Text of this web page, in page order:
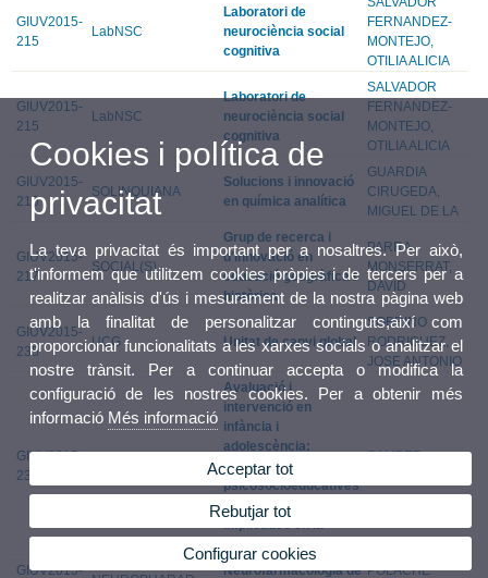
GIUV2015-
215
LabNSC
Laboratori de
neurociència social
cognitiva
FERNANDEZ-
MONTEJO,
OTILIA ALICIA
GIUV2015-
215
LabNSC
Laboratori de
neurociència social
cognitiva
SALVADOR
FERNANDEZ-
MONTEJO,
OTILIA ALICIA
GIUV2015-
216
SOLINQUIANA
Solucions i innovació
en química analítica
GUARDIA
CIRUGEDA,
MIGUEL DE LA
GIUV2015-
217
SOCIAL(S)
Grup de recerca i
d'innovació en
educació geogràfica i
històrica
PARRA
MONSERRAT,
DAVID
GIUV2015-
235
UCG Unitat de canvi global
SOBRINO
RODRIGUEZ,
JOSE ANTONIO
GIUV2015-
236
Avaluació i
intervenció en
infància i
adolescència:
Variables
psicosocioeducatives
i emocionals
implicades en la
SAMPER
GIUV2015- Neurofarmacologia de POLACHE
Cookies i política de
privacitat
La teva privacitat és important per a nosaltres. Per això,
t'informem que utilitzem cookies pròpies i de tercers per a
realitzar anàlisis d'ús i mesurament de la nostra pàgina web
amb la finalitat de personalitzar continguts,així com
proporcionar funcionalitats a les xarxes socials o analitzar el
nostre trànsit. Per a continuar accepta o modifica la
configuració de les nostres cookies. Per a obtenir més
informació Més informació
Acceptar tot
Rebutjar tot
Configurar cookies